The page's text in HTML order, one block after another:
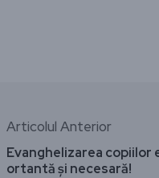
Articolul Anterior
Evanghelizarea copiilor
ortantă și necesară!